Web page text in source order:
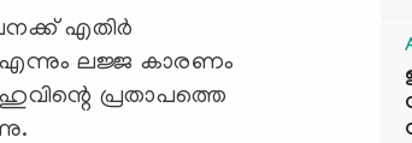
എതിര്‍
ലജ്ജ കാരണം
പ്രതാപത്തെ